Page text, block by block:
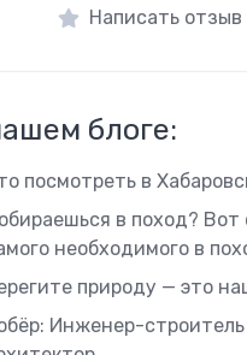
Написать отзыв
блоге:
посмотреть в
в поход? Вот
необходимого в
природу — это
Инженер-